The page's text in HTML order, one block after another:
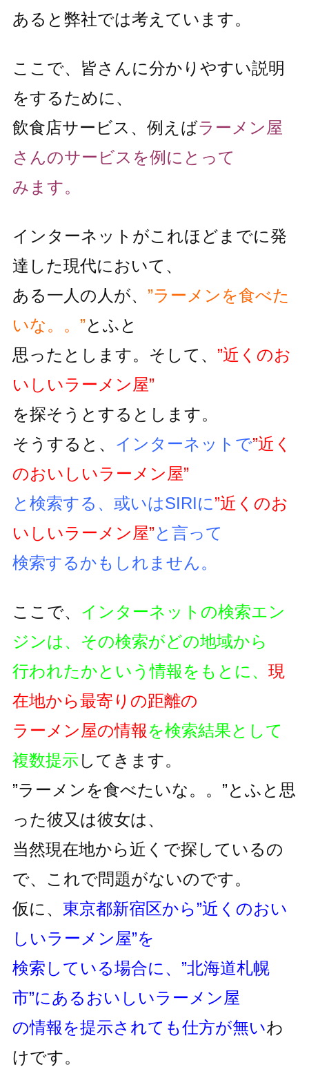
あると弊社では考えています。
ここで、皆さんに分かりやすい説明
をするために、
飲食店サービス、例えばラーメン屋
さんのサービスを例にとって
みます。
インターネットがこれほどまでに発
達した現代において、
ある一人の人が、 ”ラーメンを食べた
いな。。”とふと
思ったとします。そして、 ”近くのお
いしいラーメン屋”
を探そうとするとします。
そうすると、 インターネットで”近く
のおいしいラーメン屋”
と検索する、或いはSIRIに”近くのお
いしいラーメン屋”と言って
検索するかもしれません。
ここで、 インターネットの検索エン
ジンは、その検索がどの地域から
行われたかという情報をもとに、 現
在地から最寄りの距離の
ラーメン屋の情報を検索結果として
複数提示 してきます。
”ラーメンを食べたいな。。”とふと思
った彼又は彼女は、
当然現在地から近くで探しているの
で、これで問題がないのです。
仮に、 東京都新宿区から”近くのおい
しいラーメン屋”を
検索している場合に、”北海道札幌
市”にあるおいしいラーメン屋
の情報を提示されても仕方が無いわ
けです。